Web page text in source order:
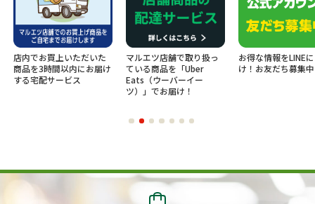
店内でお買上いただいた
商品を3時間以内にお届け
する宅配サービス
マルエツ店舗で取り扱っ
ている商品を「Uber
Eats（ウーバーイー
ツ）」でお届け！
お得な情報をLINE
け！お友だち募集